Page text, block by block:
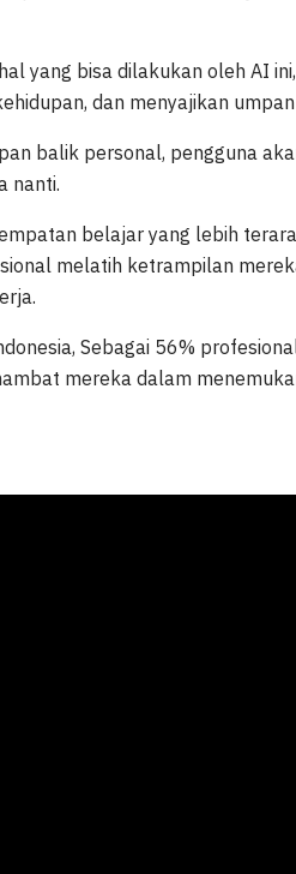
yang bisa dilakukan oleh AI
dan menyajikan
balik personal, pengguna
nanti.
belajar yang lebih
melatih ketrampilan
Sebagai 56%
mereka dalam